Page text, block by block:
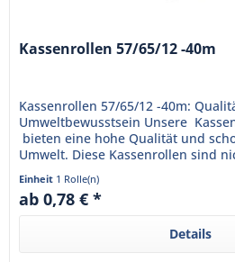
Kassenrollen 57/65/12 -40m
Kassenrollen 57/65/12 -40m:
Umweltbewusstsein Unsere
bieten eine hohe Qualität und
Umwelt. Diese Kassenrollen sind
auch...
Einheit 1 Rolle(n)
ab 0,78 € *
Details